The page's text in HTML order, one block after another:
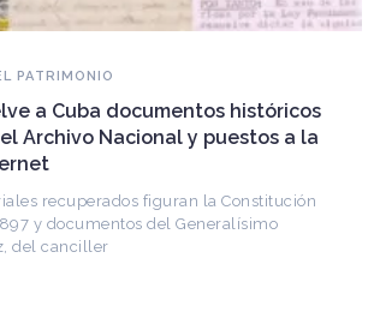
PATRIMONIO
a Cuba documentos históricos
Archivo Nacional y puestos a la
recuperados figuran la Constitución
y documentos del Generalísimo
del canciller